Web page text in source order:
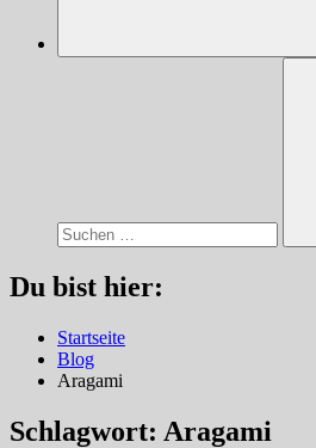
Du bist hier:
Startseite
Blog
Aragami
Schlagwort: Aragami